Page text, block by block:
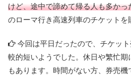
けど、途中で諦めて帰る人も多かっ
のローマ行き高速列車のチケットを
今回は平日だったので、チケッ
較的短いようでした。休日や繁忙期
もあります。時間がない方、券売